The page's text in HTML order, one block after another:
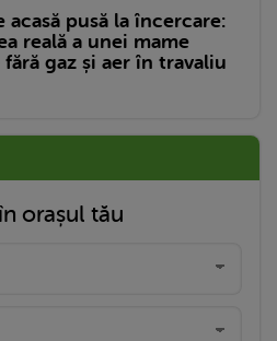
acasă pusă la încercare:
reală a unei mame
fără gaz și aer în travaliu
orașul tău